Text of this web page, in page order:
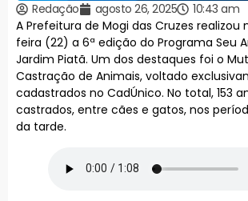
Redação agosto 26, 2025
10:43 am
A Prefeitura de Mogi das Cruzes
feira (22) a 6ª edição do Programa Seu
Jardim Piatã. Um dos destaques foi o
Castração de Animais, voltado
cadastrados no CadÚnico. No total, 153
castrados, entre cães e gatos, nos
da tarde.